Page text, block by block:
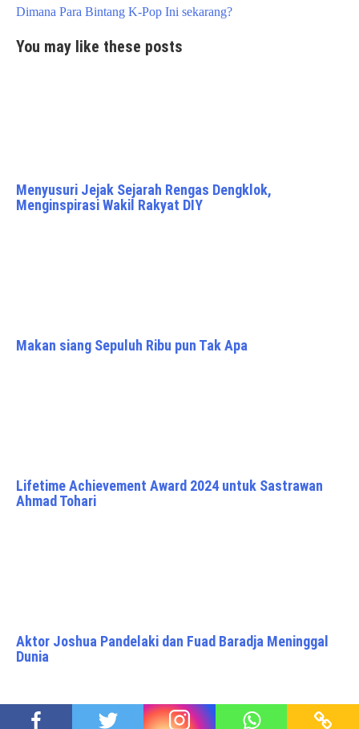
Dimana Para Bintang K-Pop Ini sekarang?
You may like these posts
Menyusuri Jejak Sejarah Rengas Dengklok,
Menginspirasi Wakil Rakyat DIY
Makan siang Sepuluh Ribu pun Tak Apa
Lifetime Achievement Award 2024 untuk Sastrawan
Ahmad Tohari
Aktor Joshua Pandelaki dan Fuad Baradja Meninggal
Dunia